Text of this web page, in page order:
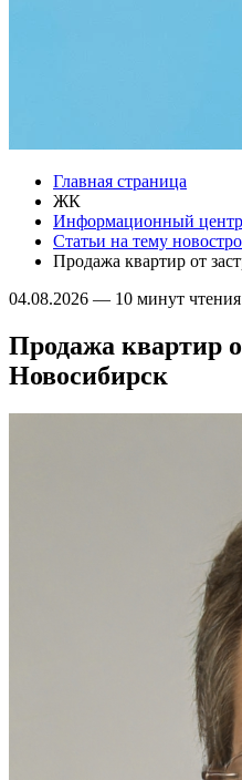
Главная страница
ЖК
Информационный центр
Статьи на тему
Продажа квартир от
04.08.2026 — 10 минут чтения
Продажа квартир
Новосибирск